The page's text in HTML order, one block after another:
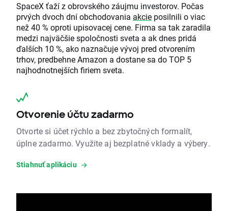
SpaceX ťaží z obrovského záujmu investorov. Počas
prvých dvoch dní obchodovania akcie posilnili o viac
než 40 % oproti upisovacej cene. Firma sa tak zaradila
medzi najväčšie spoločnosti sveta a ak dnes pridá
ďalších 10 %, ako naznačuje vývoj pred otvorením
trhov, predbehne Amazon a dostane sa do TOP 5
najhodnotnejších firiem sveta.
Otvorenie účtu zadarmo
Otvorte si účet rýchlo a bez zbytočných formalít,
úplne zadarmo. Využite aj bezplatné vklady a výbery.
Stiahnuť aplikáciu